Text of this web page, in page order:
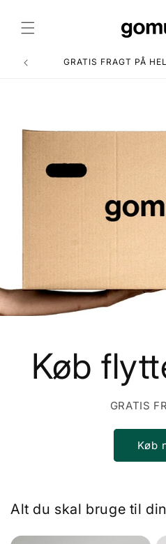
indhold
GRATIS FRAGT PÅ
Køb
GRATIS
Køb
Alt du skal bruge til